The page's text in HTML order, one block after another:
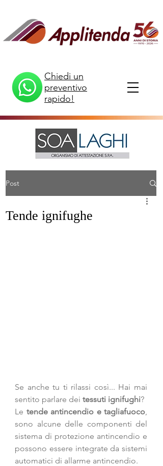
Chiedi un
preventivo
rapido!
Post
Tende ignifughe
Se anche tu ti rilassi così... Hai mai
sentito parlare dei tessuti ignifughi?
Le tende antincendio e tagliafuoco,
sono alcune delle componenti del
sistema di protezione antincendio e
possono essere integrate da sistemi
automatici di allarme antincendio.